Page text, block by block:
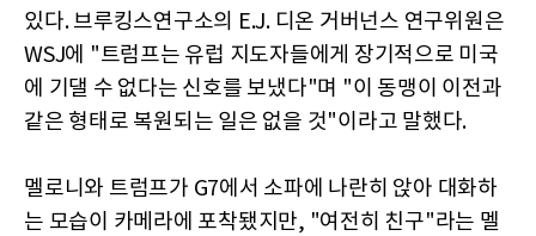
있다. 브루킹스연구소의 E.J. 디온 거버넌스 연구위원은
WSJ에 "트럼프는 유럽 지도자들에게 장기적으로 미국
에 기댈 수 없다는 신호를 보냈다"며 "이 동맹이 이전과
같은 형태로 복원되는 일은 없을 것"이라고 말했다.
멜로니와 트럼프가 G7에서 소파에 나란히 앉아 대화하
는 모습이 카메라에 포착됐지만, "여전히 친구"라는 멜